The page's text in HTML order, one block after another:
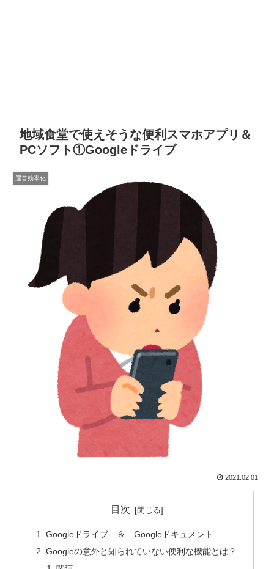
地域食堂で使えそうな便利スマホアプリ＆
PCソフト①Googleドライブ
運営効率化
2021.02.01
目次
Googleドライブ ＆ Googleドキュメント
Googleの意外と知られていない便利な機能とは？